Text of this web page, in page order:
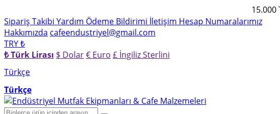
15.000
Sipariş Takibi Yardım Ödeme Bildirimi İletişim Hesap Numaralarımız
Hakkımızda cafeendustriyel@gmail.com
TRY ₺
₺ Türk Lirası $ Dolar€ Euro £ İngiliz Sterlini
Türkçe
Türkçe